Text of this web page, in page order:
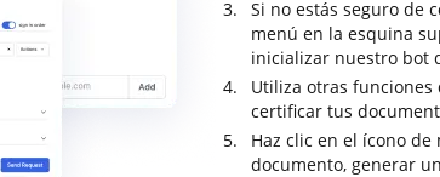
Si no estás seguro de
menú en la esquina
inicializar nuestro bot
Utiliza otras
certificar tus
Haz clic en el ícono
documento, generar